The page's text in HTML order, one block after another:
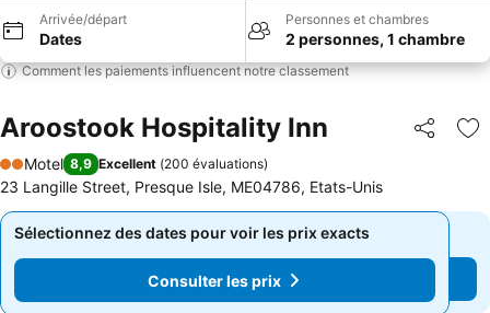
Arrivée/départ
Dates
Personnes et chambres
2 personnes, 1 chambre
Comment les paiements influencent notre classement
Aroostook Hospitality Inn Partager
2 Étoiles
Motel 8,9 Excellent (200 évaluations)
23 Langille Street, Presque Isle, ME04786, Etats-Unis
Sélectionnez des dates pour voir les prix exacts
Consulter les prix
Sélectionnez des dates pour voir les prix exacts
Consulter les prix